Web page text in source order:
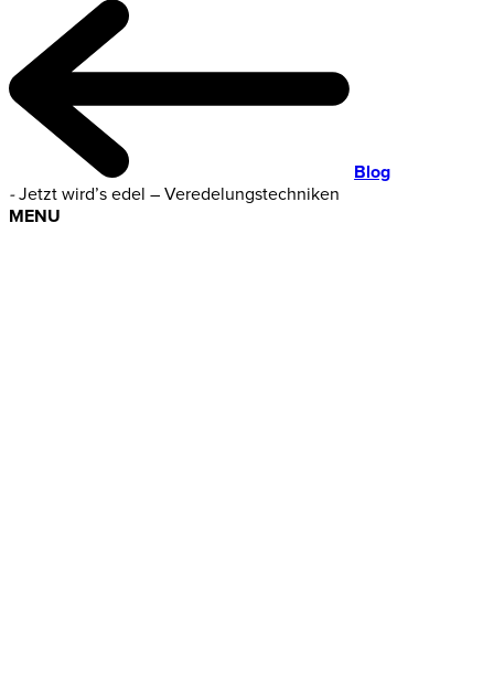
Blog
-Jetzt wird’s edel – Veredelungstechniken
MENU